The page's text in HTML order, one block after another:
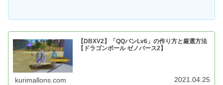
【DBXV2】「QQバンLv6」の作り方と厳選方法
【ドラゴンボール ゼノバース2】
kurimallons.com 2021.04.25